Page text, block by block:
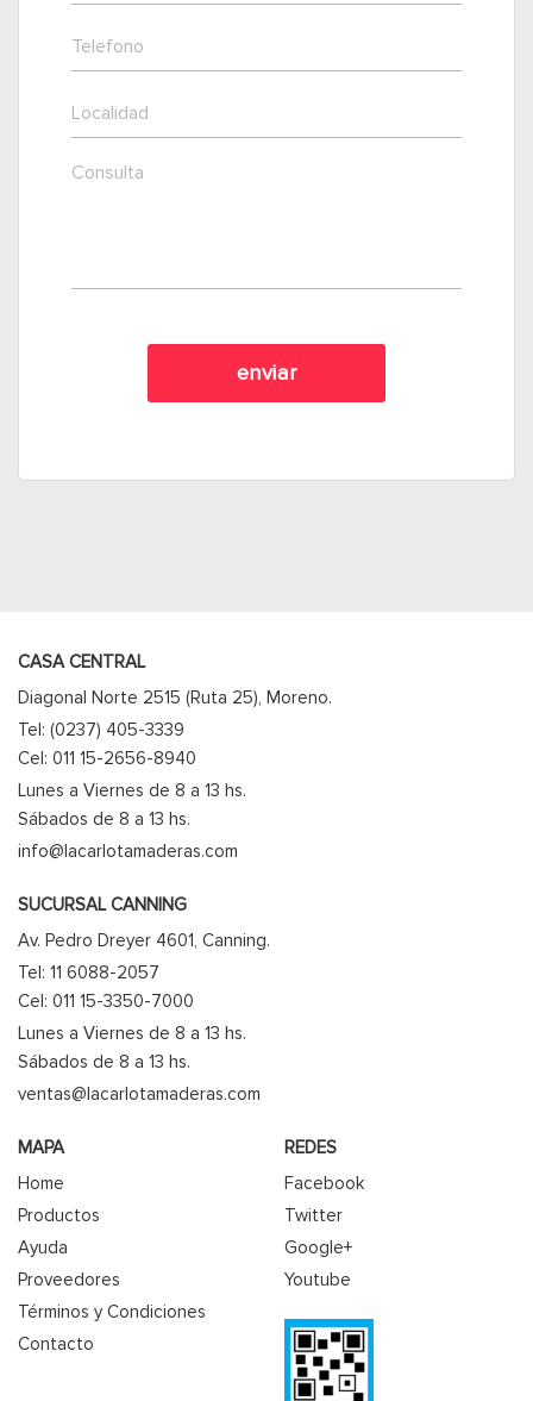
CASA CENTRAL
Diagonal Norte 2515 (Ruta 25), Moreno.
Tel: (0237) 405-3339
Cel: 011 15-2656-8940
Lunes a Viernes de 8 a 13 hs.
Sábados de 8 a 13 hs.
info@lacarlotamaderas.com
SUCURSAL CANNING
Av. Pedro Dreyer 4601, Canning.
Tel: 11 6088-2057
Cel: 011 15-3350-7000
Lunes a Viernes de 8 a 13 hs.
Sábados de 8 a 13 hs.
ventas@lacarlotamaderas.com
MAPA
Home
Productos
Ayuda
Proveedores
Términos y Condiciones
Contacto
REDES
Facebook
Twitter
Google+
Youtube